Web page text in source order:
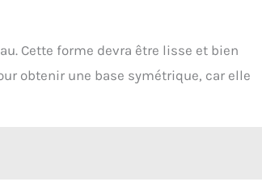
Cette forme devra être lisse et bien
obtenir une base symétrique, car elle